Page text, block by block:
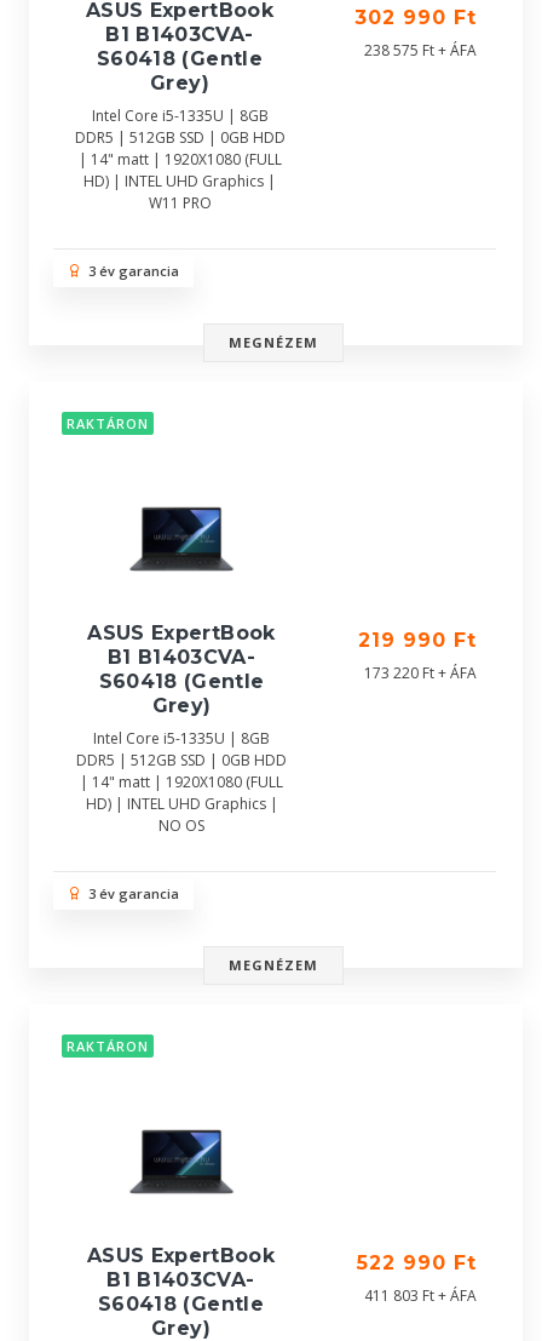
ASUS ExpertBook
B1 B1403CVA-
S60418 (Gentle
Grey)
Intel Core i5-1335U | 8GB
DDR5 | 512GB SSD | 0GB HDD
| 14" matt | 1920X1080 (FULL
HD) | INTEL UHD Graphics |
W11 PRO
302 990 Ft
238 575 Ft + ÁFA
3 év garancia
MEGNÉZEM
RAKTÁRON
ASUS ExpertBook
B1 B1403CVA-
S60418 (Gentle
Grey)
Intel Core i5-1335U | 8GB
DDR5 | 512GB SSD | 0GB HDD
| 14" matt | 1920X1080 (FULL
HD) | INTEL UHD Graphics |
NO OS
219 990 Ft
173 220 Ft + ÁFA
3 év garancia
MEGNÉZEM
RAKTÁRON
ASUS ExpertBook
B1 B1403CVA-
S60418 (Gentle
Grey)
522 990 Ft
411 803 Ft + ÁFA